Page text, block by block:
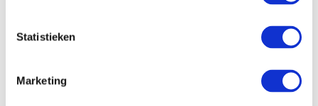
Statistieken
Marketing